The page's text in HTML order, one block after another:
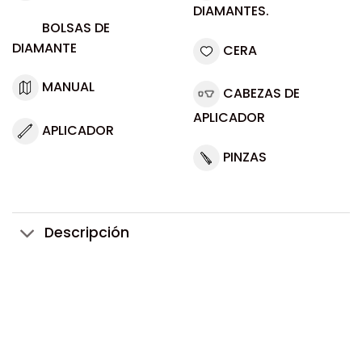
BOLSAS DE
DIAMANTE
MANUAL
APLICADOR
DIAMANTES.
CERA
CABEZAS DE
APLICADOR
PINZAS
Descripción